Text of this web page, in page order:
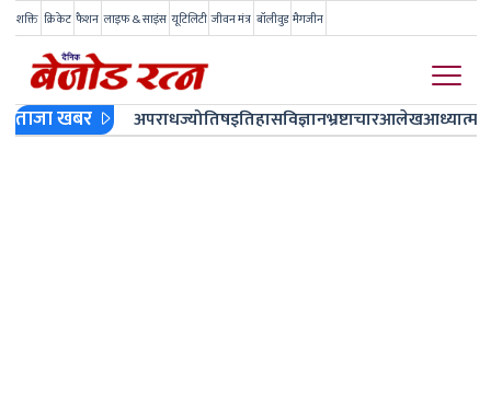
शक्ति क्रिकेट फैशन लाइफ & साइंस यूटिलिटी जीवन मंत्र बॉलीवुड मैगजीन
ताजा खबर अपराधज्योतिषइतिहासविज्ञानभ्रष्टाचारआलेखआध्यात्म